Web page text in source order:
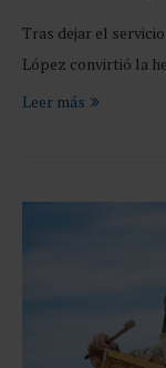
Tras dejar el
López convirtió la
Leer más